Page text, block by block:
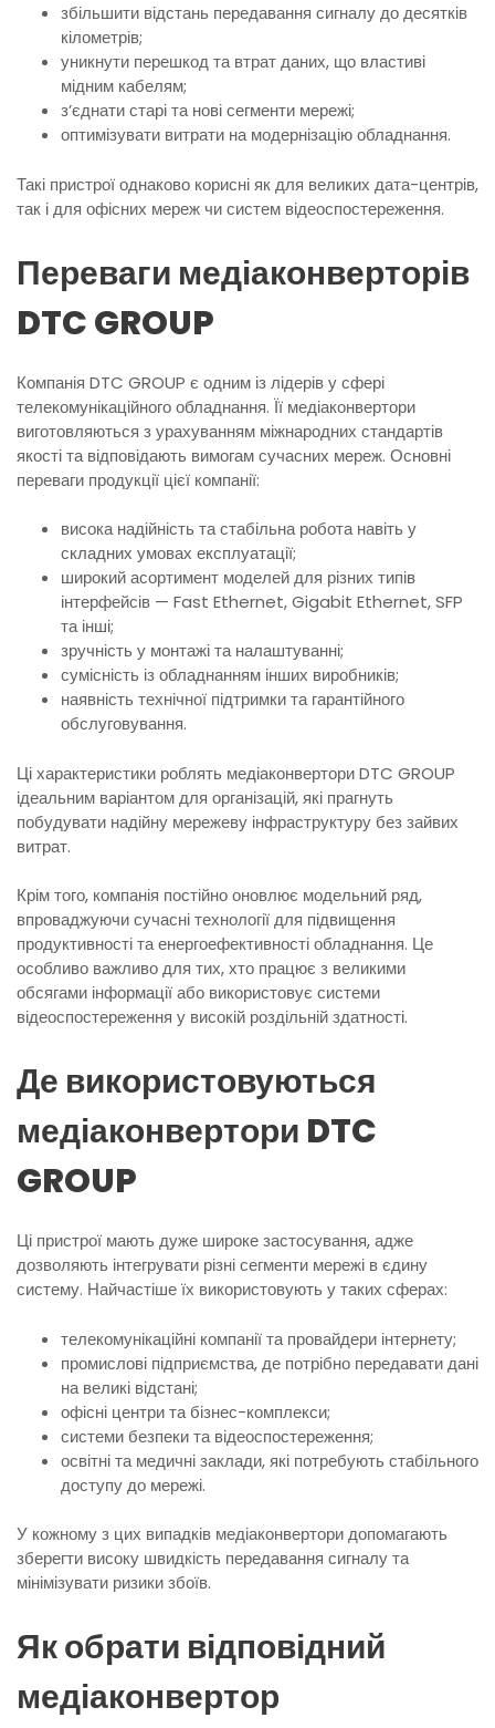
збільшити відстань передавання сигналу до десятків
кілометрів;
уникнути перешкод та втрат даних, що властиві
мідним кабелям;
з’єднати старі та нові сегменти мережі;
оптимізувати витрати на модернізацію обладнання.
Такі пристрої однаково корисні як для великих дата-центрів,
так і для офісних мереж чи систем відеоспостереження.
Переваги медіаконверторів
DTC GROUP
Компанія DTC GROUP є одним із лідерів у сфері
телекомунікаційного обладнання. Її медіаконвертори
виготовляються з урахуванням міжнародних стандартів
якості та відповідають вимогам сучасних мереж. Основні
переваги продукції цієї компанії:
висока надійність та стабільна робота навіть у
складних умовах експлуатації;
широкий асортимент моделей для різних типів
інтерфейсів — Fast Ethernet, Gigabit Ethernet, SFP
та інші;
зручність у монтажі та налаштуванні;
сумісність із обладнанням інших виробників;
наявність технічної підтримки та гарантійного
обслуговування.
Ці характеристики роблять медіаконвертори DTC GROUP
ідеальним варіантом для організацій, які прагнуть
побудувати надійну мережеву інфраструктуру без зайвих
витрат.
Крім того, компанія постійно оновлює модельний ряд,
впроваджуючи сучасні технології для підвищення
продуктивності та енергоефективності обладнання. Це
особливо важливо для тих, хто працює з великими
обсягами інформації або використовує системи
відеоспостереження у високій роздільній здатності.
Де використовуються
медіаконвертори DTC
GROUP
Ці пристрої мають дуже широке застосування, адже
дозволяють інтегрувати різні сегменти мережі в єдину
систему. Найчастіше їх використовують у таких сферах:
телекомунікаційні компанії та провайдери інтернету;
промислові підприємства, де потрібно передавати дані
на великі відстані;
офісні центри та бізнес-комплекси;
системи безпеки та відеоспостереження;
освітні та медичні заклади, які потребують стабільного
доступу до мережі.
У кожному з цих випадків медіаконвертори допомагають
зберегти високу швидкість передавання сигналу та
мінімізувати ризики збоїв.
Як обрати відповідний
медіаконвертор